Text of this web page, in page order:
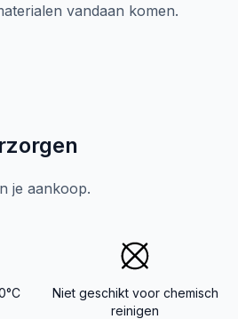
vandaan komen.
je aankoop.
Niet geschikt voor chemisch
reinigen